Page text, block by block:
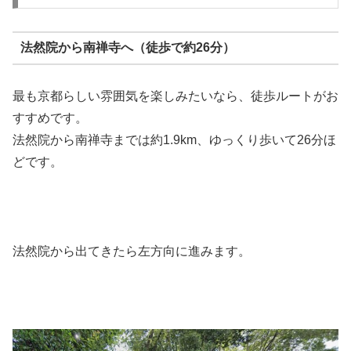
法然院から南禅寺へ（徒歩で約26分）
最も京都らしい雰囲気を楽しみたいなら、徒歩ルートがお
すすめです。
法然院から南禅寺までは約1.9km、ゆっくり歩いて26分ほ
どです。
法然院から出てきたら左方向に進みます。